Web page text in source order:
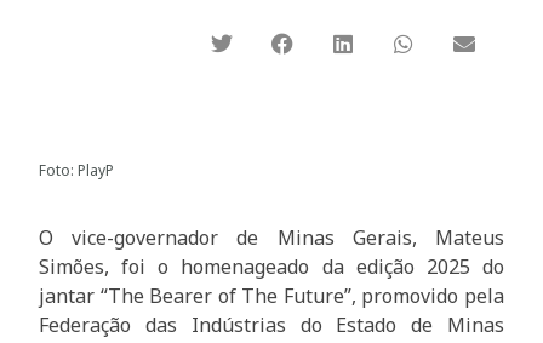
Foto: PlayP
O vice-governador de Minas Gerais, Mateus
Simões, foi o homenageado da edição 2025 do
jantar “The Bearer of The Future”, promovido pela
Federação das Indústrias do Estado de Minas